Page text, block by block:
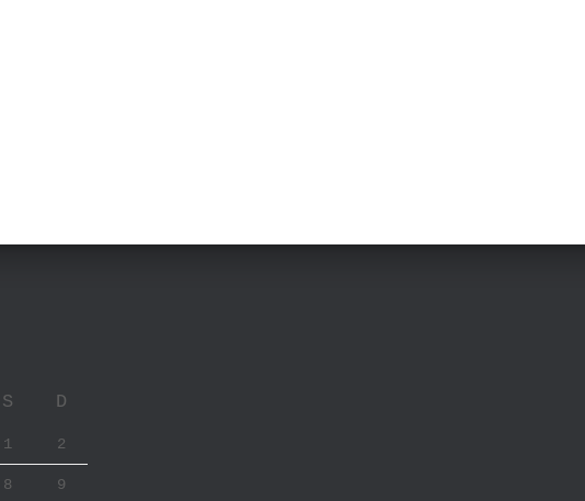
S D
1 2
8 9